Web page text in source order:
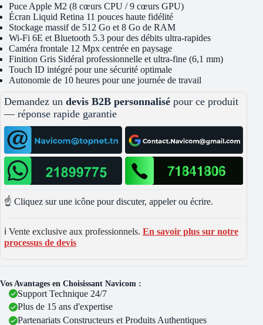
Puce Apple M2 (8 cœurs CPU / 9 cœurs GPU)
Écran Liquid Retina 11 pouces haute fidélité
Stockage massif de 512 Go et 8 Go de RAM
Wi-Fi 6E et Bluetooth 5.3 pour des débits ultra-rapides
Caméra frontale 12 Mpx centrée en paysage
Finition Gris Sidéral professionnelle et ultra-fine (6,1 mm)
Touch ID intégré pour une sécurité optimale
Autonomie de 10 heures pour une journée de travail
Demandez un devis B2B personnalisé pour ce produit
— réponse rapide garantie
☝️ Cliquez sur une icône pour discuter, appeler ou écrire.
ℹ️ Vente exclusive aux professionnels. En savoir plus sur notre
processus de devis
Vos Avantages en Choisissant Navicom :
Support Technique 24/7
Plus de 15 ans d'expertise
Partenariats Constructeurs et Produits Authentiques